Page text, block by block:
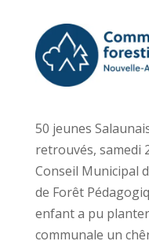
50 jeunes
retrouvés, samedi
Conseil Municipal
de Forêt
enfant a pu
communale un